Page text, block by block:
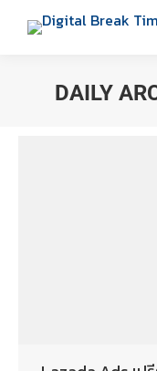
DAILY